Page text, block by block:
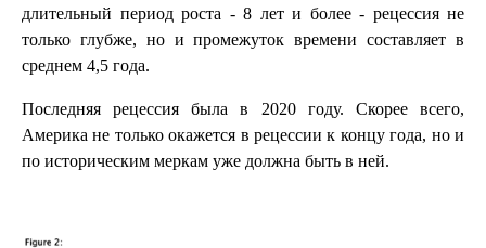
длительный период роста - 8 лет и более - рецессия не
только глубже, но и промежуток времени составляет в
среднем 4,5 года.
Последняя рецессия была в 2020 году. Скорее всего,
Америка не только окажется в рецессии к концу года, но и
по историческим меркам уже должна быть в ней.